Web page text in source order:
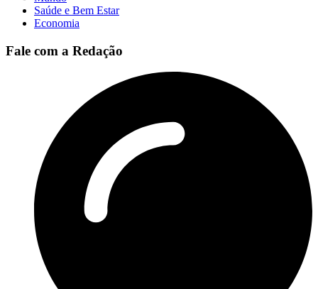
Saúde e Bem Estar
Economia
Fale com a Redação